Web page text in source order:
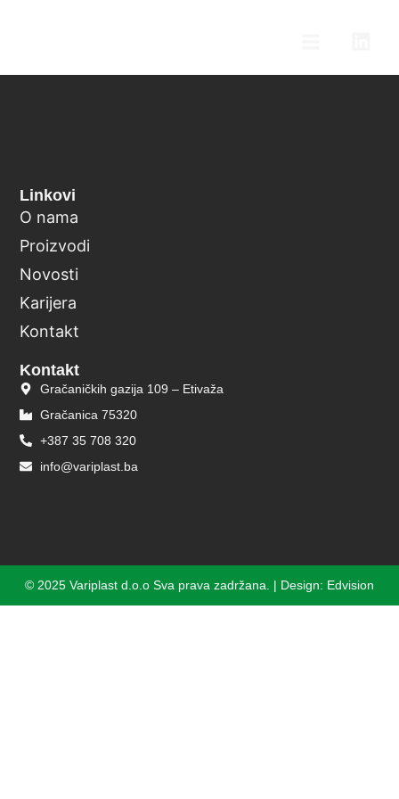
Linkovi
O nama
Proizvodi
Novosti
Karijera
Kontakt
Kontakt
Gračaničkih gazija 109 – Etivaža
Gračanica 75320
+387 35 708 320
info@variplast.ba
© 2025 Variplast d.o.o Sva prava zadržana. | Design: Edvision